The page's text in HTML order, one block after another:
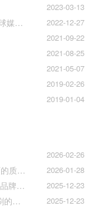
2023-03-13
2022-12-27
耐克比稿结果揭晓，OMD赢得Burberry全球媒介业务（转自广告狂人日报）
2021-09-22
2021-08-25
2021-05-07
2019-02-26
2019-01-04
2026-02-26
2026-01-28
品牌物料设计新趋势：封套·插袋·单页折页的质感升级之道
2025-12-23
企业 VI 设计与文化墙定制｜打造杭州本土品牌专属视觉符号
2025-12-23
杭州企业画册设计避坑指南｜从创意到印刷的全流程把控